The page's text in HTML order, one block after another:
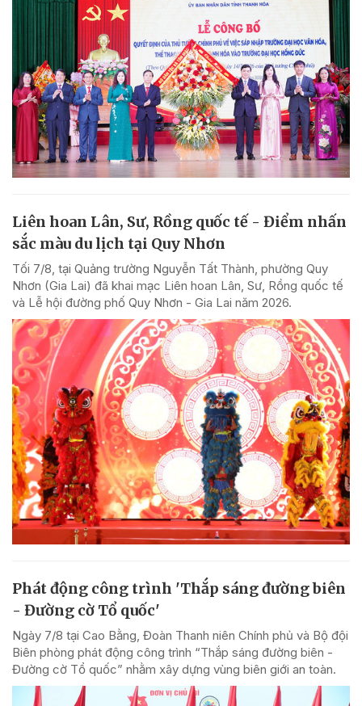
Liên hoan Lân, Sư, Rồng quốc tế - Điểm nhấn
sắc màu du lịch tại Quy Nhơn
Tối 7/8, tại Quảng trường Nguyễn Tất Thành, phường Quy
Nhơn (Gia Lai) đã khai mạc Liên hoan Lân, Sư, Rồng quốc tế
và Lễ hội đường phố Quy Nhơn - Gia Lai năm 2026.
Phát động công trình 'Thắp sáng đường biên
- Đường cờ Tổ quốc'
Ngày 7/8 tại Cao Bằng, Đoàn Thanh niên Chính phủ và Bộ đội
Biên phòng phát động công trình “Thắp sáng đường biên -
Đường cờ Tổ quốc” nhằm xây dựng vùng biên giới an toàn.